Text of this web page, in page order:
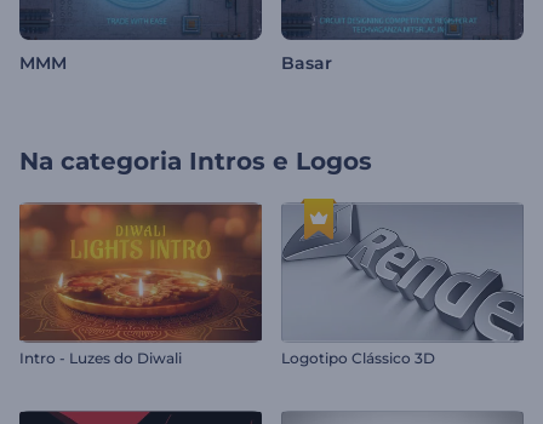
MMM Basar
Na categoria Intros e Logos
Intro - Luzes do Diwali Logotipo Clássico 3D